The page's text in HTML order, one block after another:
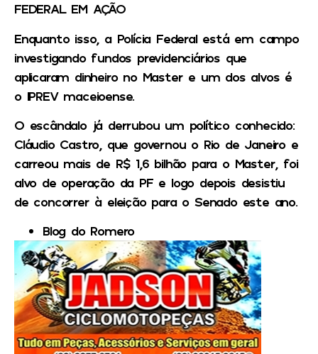
FEDERAL EM AÇÃO
Enquanto isso, a Polícia Federal está em campo
investigando fundos previdenciários que
aplicaram dinheiro no Master e um dos alvos é
o IPREV maceioense.
O escândalo já derrubou um político conhecido:
Cláudio Castro, que governou o Rio de Janeiro e
carreou mais de R$ 1,6 bilhão para o Master, foi
alvo de operação da PF e logo depois desistiu
de concorrer à eleição para o Senado este ano.
Blog do Romero